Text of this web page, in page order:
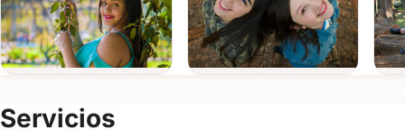
con acabados premium yCuadros de Firmas
Tu fotógrafo profesional en Montevideo y todo Uruguay
realizar la
cobertura de 15 años en todo el país
tranquilidad de contar con un servicio de
Servicios